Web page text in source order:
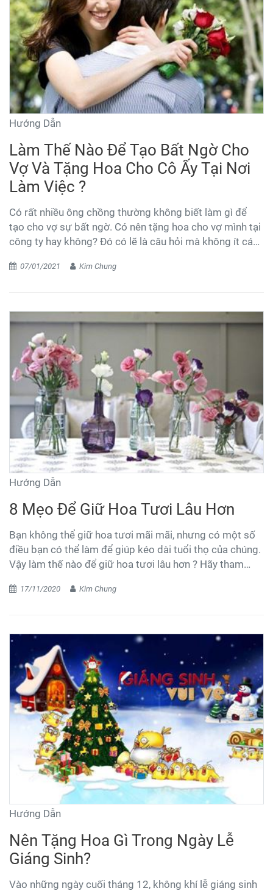
Hướng Dẫn
Làm Thế Nào Để Tạo Bất Ngờ Cho
Vợ Và Tặng Hoa Cho Cô Ấy Tại Nơi
Làm Việc ?
Có rất nhiều ông chồng thường không biết làm gì để
tạo cho vợ sự bất ngờ. Có nên tặng hoa cho vợ mình tại
công ty hay không? Đó có lẽ là câu hỏi mà không ít các
Hãy để Shop hoa KIM KIỀU giải đáp những thắc mắc
07/01/2021 Kim Chung
Hướng Dẫn
8 Mẹo Để Giữ Hoa Tươi Lâu Hơn
Bạn không thể giữ hoa tươi mãi mãi, nhưng có một số
điều bạn có thể làm để giúp kéo dài tuổi thọ của chúng.
Vậy làm thế nào để giữ hoa tươi lâu hơn ? Hãy tham
17/11/2020 Kim Chung
Hướng Dẫn
Nên Tặng Hoa Gì Trong Ngày Lễ
Giáng Sinh?
Vào những ngày cuối tháng 12, không khí lễ giáng sinh